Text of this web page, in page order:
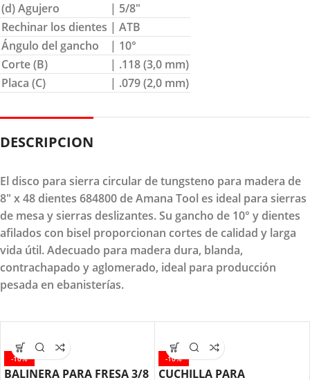
(d) Agujero
| 5/8″
Rechinar los dientes | ATB
Ángulo del gancho
| 10°
Corte (B)
| .118 (3,0 mm)
Placa (C)
| .079 (2,0 mm)
DESCRIPCION
El disco para sierra circular de tungsteno para madera de
8" x 48 dientes 684800 de Amana Tool es ideal para sierras
de mesa y sierras deslizantes. Su gancho de 10° y dientes
afilados con bisel proporcionan cortes de calidad y larga
vida útil. Adecuado para madera dura, blanda,
contrachapado y aglomerado, ideal para producción
pesada en ebanisterías.
-10%
BALINERA PARA FRESA 3/8
-10%
CUCHILLA PARA